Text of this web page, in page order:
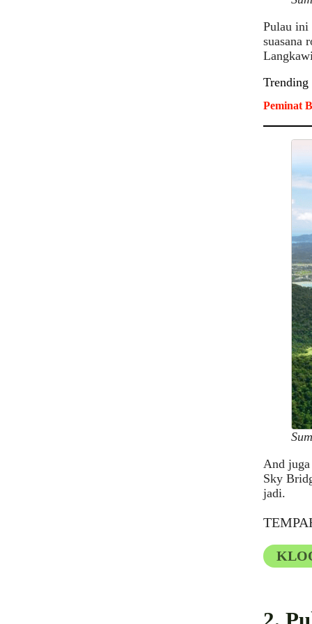
Pulau ini
suasana
Trending
Peminat
And
Sky
jadi.